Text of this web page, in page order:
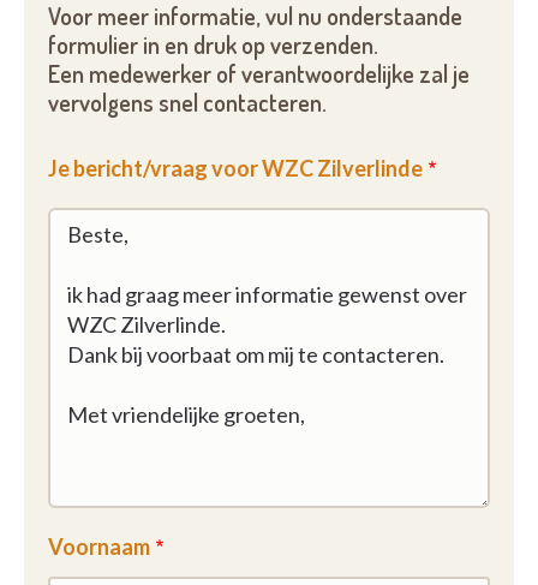
Voor meer informatie, vul nu onderstaande
formulier in en druk op verzenden.
Een medewerker of verantwoordelijke zal je
vervolgens snel contacteren.
Je bericht/vraag voor WZC Zilverlinde
Voornaam